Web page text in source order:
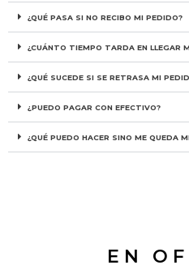
¿QUÉ PASA SI NO RECIBO MI PEDIDO?
¿CUÁNTO TIEMPO TARDA EN LLEGAR
¿QUÉ SUCEDE SI SE RETRASA MI
¿PUEDO PAGAR CON EFECTIVO?
¿QUÉ PUEDO HACER SINO ME QUEDA
EN